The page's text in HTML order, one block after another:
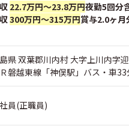
22.7万円～23.8万円夜勤5回分
300万円～315万円賞与2.0ヶ月
県 双葉郡川内村 大字上川内字
磐越東線「神俣駅」バス・車33
員(正職員)